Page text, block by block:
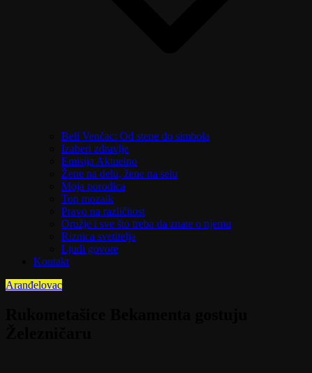
Beli Venčac: Od stene do simbola
Izaberi zdravlje
Emisija Aktuelno
Žene na delu, žene na selu
Moja porodica
Top mozaik
Pravo na različitost
Oružje i sve što treba da znate o njemu
Riznica svetitelja
Ljudi govore
Kontakt
Aranđelovac